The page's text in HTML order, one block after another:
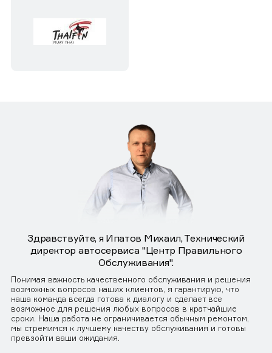
Здравствуйте, я Ипатов Михаил, Технический
директор автосервиса "Центр Правильного
Обслуживания".
Понимая важность качественного обслуживания и решения
возможных вопросов наших клиентов, я гарантирую, что
наша команда всегда готова к диалогу и сделает все
возможное для решения любых вопросов в кратчайшие
сроки. Наша работа не ограничивается обычным ремонтом,
мы стремимся к лучшему качеству обслуживания и готовы
превзойти ваши ожидания.